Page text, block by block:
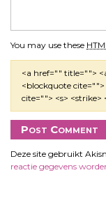
You may use these
<a href="" title="">
<blockquote cite="">
cite=""> <s> <strike>
Deze site gebruikt
reactie gegevens